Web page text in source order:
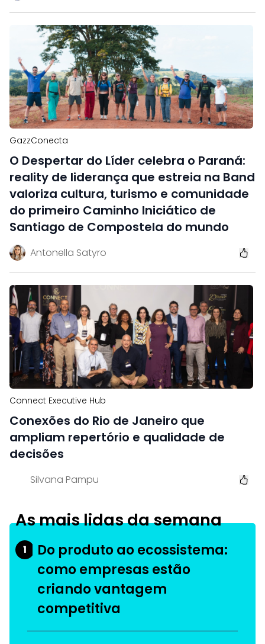
GazzConecta
O Despertar do Líder celebra o Paraná:
reality de liderança que estreia na Band
valoriza cultura, turismo e comunidade
do primeiro Caminho Iniciático de
Santiago de Compostela do mundo
Antonella Satyro
Connect Executive Hub
Conexões do Rio de Janeiro que
ampliam repertório e qualidade de
decisões
Silvana Pampu
As mais lidas da semana
1
Do produto ao ecossistema:
como empresas estão
criando vantagem
competitiva